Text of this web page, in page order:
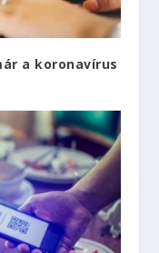
a koronavírus